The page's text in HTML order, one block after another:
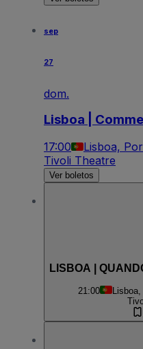
sep
27
dom.
Lisboa |
17:00 Lisboa,
Tivoli Theatre
Ver boletos
LISBOA |
21:00 Lisboa,